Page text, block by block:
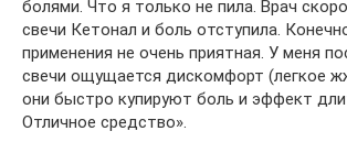
болями. Что я только не пила. Врач
свечи Кетонал и боль отступила.
применения не очень приятная. У меня
свечи ощущается дискомфорт (легкое
они быстро купируют боль и эффект
Отличное средство».